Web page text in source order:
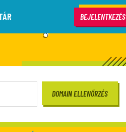
BEJELENTKEZÉS